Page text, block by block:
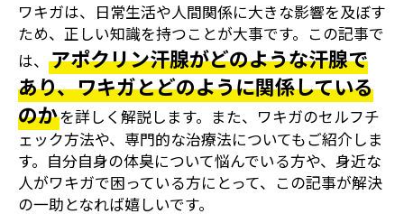
ワキガは、日常生活や人間関係に大きな影響を及ぼす
ため、正しい知識を持つことが大事です。この記事で
は、 アポクリン汗腺がどのような汗腺で
あり、ワキガとどのように関係している
のかを詳しく解説します。また、ワキガのセルフチ
ェック方法や、専門的な治療法についてもご紹介しま
す。自分自身の体臭について悩んでいる方や、身近な
人がワキガで困っている方にとって、この記事が解決
の一助となれば嬉しいです。